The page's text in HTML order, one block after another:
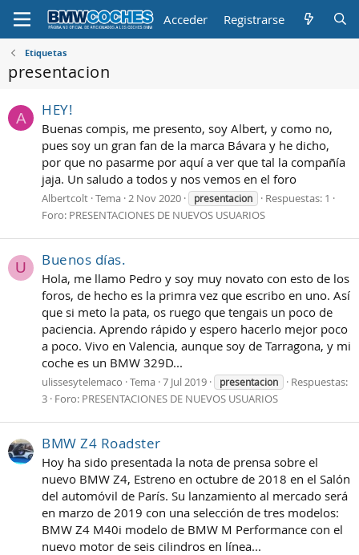
Acceder Registrarse
Etiquetas
presentacion
A HEY!
Buenas compis, me presento, soy Albert, y como no,
pues soy un gran fan de la marca Bávara y he dicho,
por que no pasarme por aquí a ver que tal la compañía
jaja. Un saludo a todos y nos vemos en el foro
Albertcolt Tema 2 Nov 2020 presentacion
Respuestas: 1
Foro: PRESENTACIONES DE NUEVOS USUARIOS
U Buenos días.
Hola, me llamo Pedro y soy muy novato con esto de los
foros, de hecho es la primra vez que escribo en uno. Así
que si meto la pata, os ruego que tengais un poco de
paciencia. Aprendo rápido y espero hacerlo mejor poco
a poco. Vivo en Valencia, aunque soy de Tarragona, y mi
coche es un BMW 329D...
ulissesytelemaco Tema 7 Jul 2019 presentacion
Respuestas:
3 Foro: PRESENTACIONES DE NUEVOS USUARIOS
BMW Z4 Roadster
Hoy ha sido presentada la nota de prensa sobre el
nuevo BMW Z4, Estreno en octubre de 2018 en el Salón
del automóvil de París. Su lanzamiento al mercado será
en marzo de 2019 con una selección de tres modelos:
BMW Z4 M40i modelo de BMW M Performance con el
nuevo motor de seis cilindros en línea...